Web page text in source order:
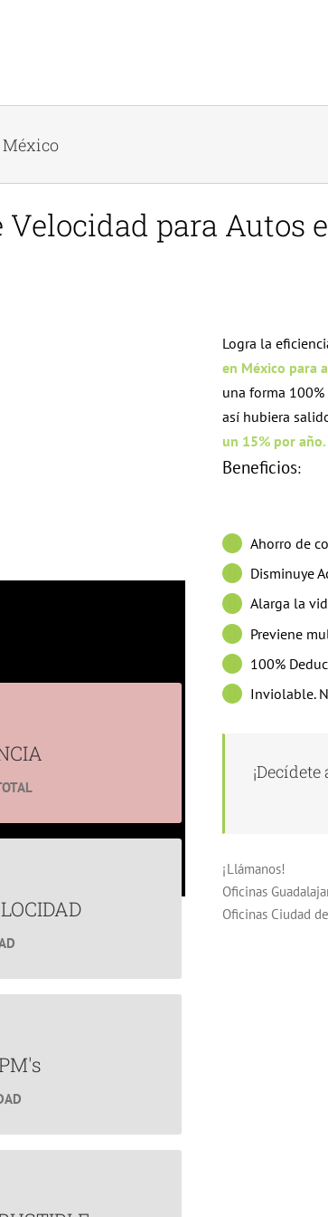
México
Velocidad para Autos
e incrementa la vida
tu flotilla?
Logra la
en México para
una forma
así hubiera
un 15% por año.
Beneficios:
Ahorro de
Disminuye
Alarga la
Previene
100%
Inviolable.
¡Llámanos!
Oficinas
Oficinas Ciudad